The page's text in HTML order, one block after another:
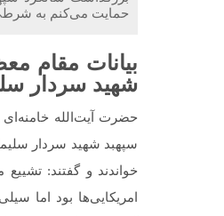
حمایت می‌کنم به شرطی
بيانات مقام
شهید سردار
حضرت آیت‌الله
سپهبد شهید سردار
خواندند و گفتند: تشییع
امریکایی‌ها بود اما